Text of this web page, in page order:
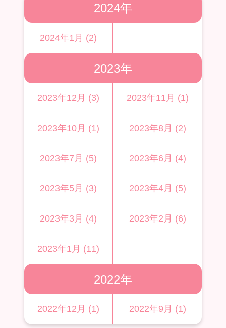
2024年
2024年1月 (2)
2023年
2023年12月 (3) 2023年11月 (1)
2023年10月 (1) 2023年8月 (2)
2023年7月 (5) 2023年6月 (4)
2023年5月 (3) 2023年4月 (5)
2023年3月 (4) 2023年2月 (6)
2023年1月 (11)
2022年
2022年12月 (1) 2022年9月 (1)